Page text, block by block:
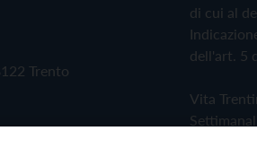
Trento
di cui al
dell'art. 5
Vita